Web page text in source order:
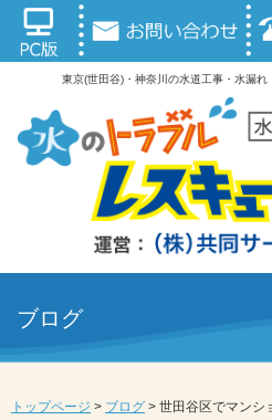
東京(世田谷)・神奈川の水道工事・水漏れ
ブログ
トップページ > ブログ > 世田谷区でマンシ